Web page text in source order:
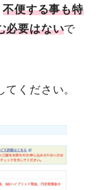
不便する事も特
必要はないで
てください。